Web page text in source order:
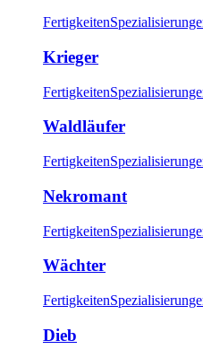
Fertigkeiten
Krieger
Fertigkeiten
Waldläufer
Fertigkeiten
Nekromant
Fertigkeiten
Wächter
Fertigkeiten
Dieb